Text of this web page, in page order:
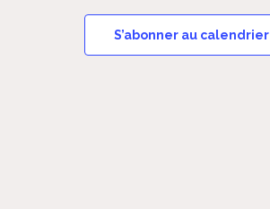
S’abonner au calendrier